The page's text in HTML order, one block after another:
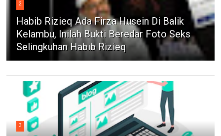
2
Habib Rizieq Ada Firza Husein Di Balik
Kelambu, Inilah Bukti Beredar Foto Seks
Selingkuhan Habib Rizieq
3